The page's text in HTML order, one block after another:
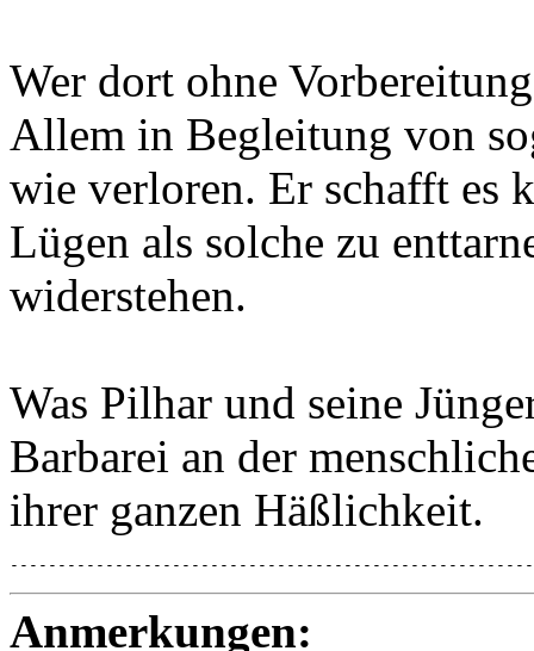
Wer dort ohne
Allem in Begleitung von
wie verloren. Er schafft es
Lügen als solche zu
widerstehen.
Was Pilhar und seine
Barbarei an der
ihrer ganzen Häßlichkeit.
Anmerkungen: